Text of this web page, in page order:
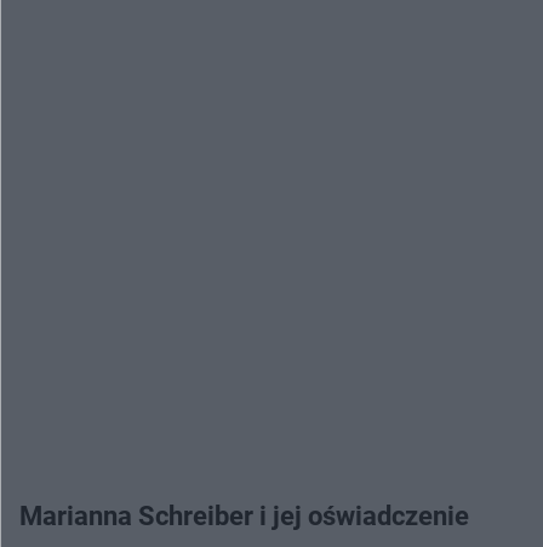
Marianna Schreiber i jej oświadczenie